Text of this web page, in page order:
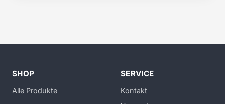
SHOP
Alle Produkte
SERVICE
Kontakt